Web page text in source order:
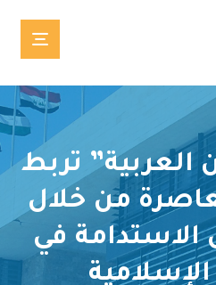
تربط
من خلال
في